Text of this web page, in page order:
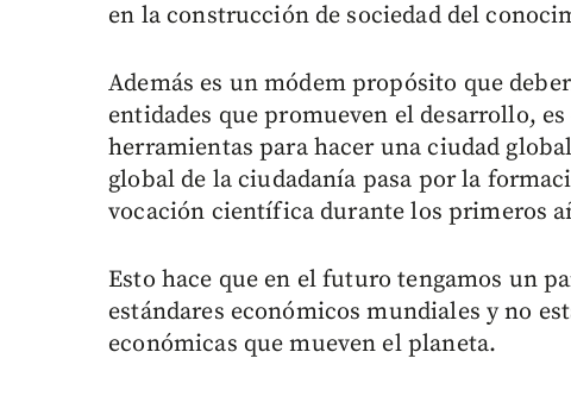
en la construcción de sociedad del
Además es un módem propósito que
entidades que promueven el desarrollo,
herramientas para hacer una ciudad
global de la ciudadanía pasa por la
vocación científica durante los primeros
Esto hace que en el futuro tengamos un
estándares económicos mundiales y no
económicas que mueven el planeta.